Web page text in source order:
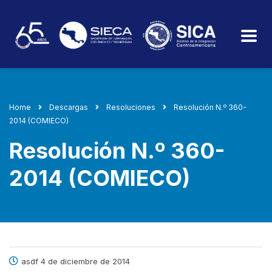
Home Descargas Resoluciones
Resolución N.º 360-
2014 (COMIECO)
Resolución N.º 360-
2014 (COMIECO)
asdf 4 de diciembre de 2014